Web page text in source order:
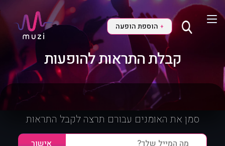
+ הוספת הופעה
קבלת התראות להופעות
סמן את האומנים עבורם תרצה לקבל התראות